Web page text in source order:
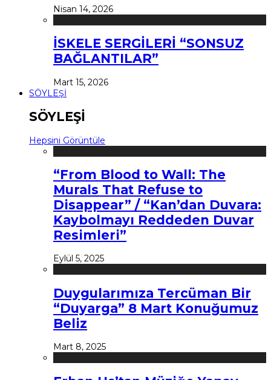
Nisan 14, 2026
İSKELE SERGİLERİ “SONSUZ
BAĞLANTILAR”
Mart 15, 2026
SÖYLEŞİ
SÖYLEŞİ
Hepsini Görüntüle
“From Blood to Wall: The
Murals That Refuse to
Disappear” / “Kan’dan Duvara:
Kaybolmayı Reddeden Duvar
Resimleri”
Eylül 5, 2025
Duygularımıza Tercüman Bir
“Duyarga” 8 Mart Konuğumuz
Beliz
Mart 8, 2025